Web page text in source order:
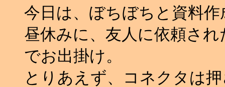
今日は、ぼちぼちと資料
昼休みに、友人に依頼さ
でお出掛け。
とりあえず、コネクタは